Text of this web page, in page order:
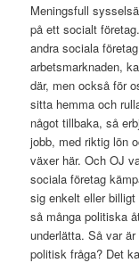
Meningsfull
på ett socialt
andra sociala
arbetsmarknaden,
där, men också för
sitta hemma och
något tillbaka, så
jobb, med riktig lön
växer här. Och OJ
sociala företag
sig enkelt eller
så många politiska
underlätta. Så var
politisk fråga? Det